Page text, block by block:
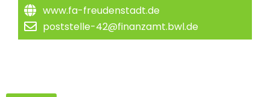
www.fa-freudenstadt.de
poststelle-42@finanzamt.bwl.de